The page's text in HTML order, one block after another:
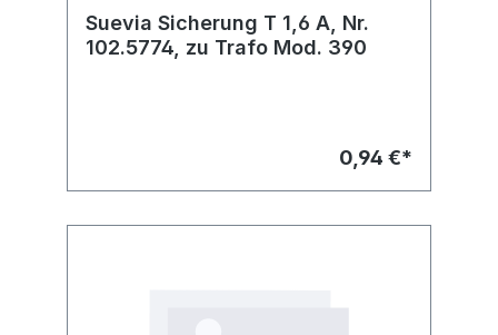
Suevia Sicherung T 1,6 A, Nr.
102.5774, zu Trafo Mod. 390
0,94 €*